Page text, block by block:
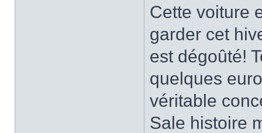
Cette voiture
garder cet
est dégoûté!
quelques
véritable
Sale histoire